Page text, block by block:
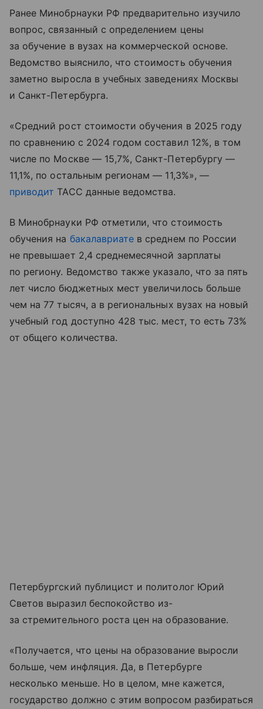
Ранее Минобрнауки РФ предварительно изучило
вопрос, связанный с определением цены
за обучение в вузах на коммерческой основе.
Ведомство выяснило, что стоимость обучения
заметно выросла в учебных заведениях Москвы
и Санкт-Петербурга.
«Средний рост стоимости обучения в 2025 году
по сравнению с 2024 годом составил 12%, в том
числе по Москве — 15,7%, Санкт-Петербургу —
11,1%, по остальным регионам — 11,3%», —
приводит ТАСС данные ведомства.
В Минобрнауки РФ отметили, что стоимость
обучения на бакалавриате в среднем по России
не превышает 2,4 среднемесячной зарплаты
по региону. Ведомство также указало, что за пять
лет число бюджетных мест увеличилось больше
чем на 77 тысяч, а в региональных вузах на новый
учебный год доступно 428 тыс. мест, то есть 73%
от общего количества.
Петербургский публицист и политолог Юрий
Светов выразил беспокойство из-
за стремительного роста цен на образование.
«Получается, что цены на образование выросли
больше, чем инфляция. Да, в Петербурге
несколько меньше. Но в целом, мне кажется,
государство должно с этим вопросом разбираться